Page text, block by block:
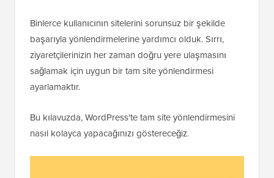
Binlerce kullanıcının sitelerini sorunsuz bir şekilde
başarıyla yönlendirmelerine yardımcı olduk. Sırrı,
ziyaretçilerinizin her zaman doğru yere ulaşmasını
sağlamak için uygun bir tam site yönlendirmesi
ayarlamaktır.
Bu kılavuzda, WordPress'te tam site yönlendirmesini
nasıl kolayca yapacağınızı göstereceğiz.